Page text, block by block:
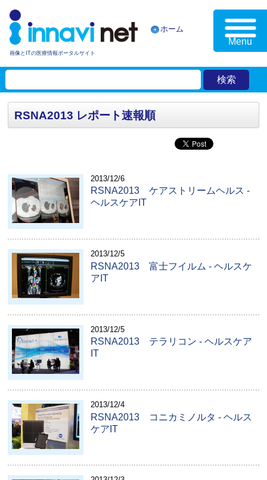
画像とITの医療情報ポータルサイト
ホーム
Menu
RSNA2013 レポート速報順
2013/12/6
RSNA2013 ケアストリームヘルス -
ヘルスケアIT
2013/12/5
RSNA2013 富士フイルム - ヘルスケ
アIT
2013/12/5
RSNA2013 テラリコン - ヘルスケア
IT
2013/12/4
RSNA2013 コニカミノルタ - ヘルス
ケアIT